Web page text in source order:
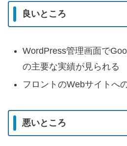
良いところ
WordPress管理画面で
の主要な実績が見られる
フロントのWebサイトへ
悪いところ